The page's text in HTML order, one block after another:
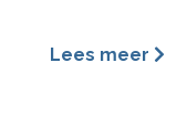
Lees meer